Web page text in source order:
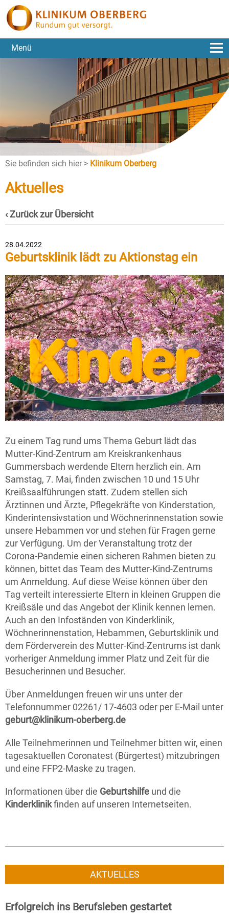
Menü
Sie befinden sich hier > Klinikum Oberberg
Aktuelles
‹ Zurück zur Übersicht
28.04.2022
Geburtsklinik lädt zu Aktionstag ein
Zu einem Tag rund ums Thema Geburt lädt das
Mutter-Kind-Zentrum am Kreiskrankenhaus
Gummersbach werdende Eltern herzlich ein. Am
Samstag, 7. Mai, finden zwischen 10 und 15 Uhr
Kreißsaalführungen statt. Zudem stellen sich
Ärztinnen und Ärzte, Pflegekräfte von Kinderstation,
Kinderintensivstation und Wöchnerinnenstation sowie
unsere Hebammen vor und stehen für Fragen gerne
zur Verfügung. Um der Veranstaltung trotz der
Corona-Pandemie einen sicheren Rahmen bieten zu
können, bittet das Team des Mutter-Kind-Zentrums
um Anmeldung. Auf diese Weise können über den
Tag verteilt interessierte Eltern in kleinen Gruppen die
Kreißsäle und das Angebot der Klinik kennen lernen.
Auch an den Infoständen von Kinderklinik,
Wöchnerinnenstation, Hebammen, Geburtsklinik und
dem Förderverein des Mutter-Kind-Zentrums ist dank
vorheriger Anmeldung immer Platz und Zeit für die
Besucherinnen und Besucher.
Über Anmeldungen freuen wir uns unter der
Telefonnummer 02261/ 17-4603 oder per E-Mail unter
geburt@klinikum-oberberg.de
Alle Teilnehmerinnen und Teilnehmer bitten wir, einen
tagesaktuellen Coronatest (Bürgertest) mitzubringen
und eine FFP2-Maske zu tragen.
Informationen über die Geburtshilfe und die
Kinderklinikfinden auf unseren Internetseiten.
AKTUELLES
Erfolgreich ins Berufsleben gestartet